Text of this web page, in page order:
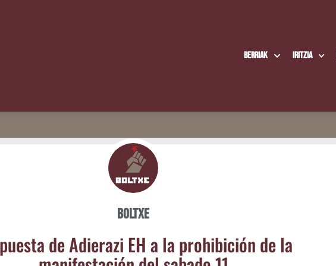
Berriak Iritzia
Boltxe
de Adie­ra­zi EH a la prohi­bi­ción de la